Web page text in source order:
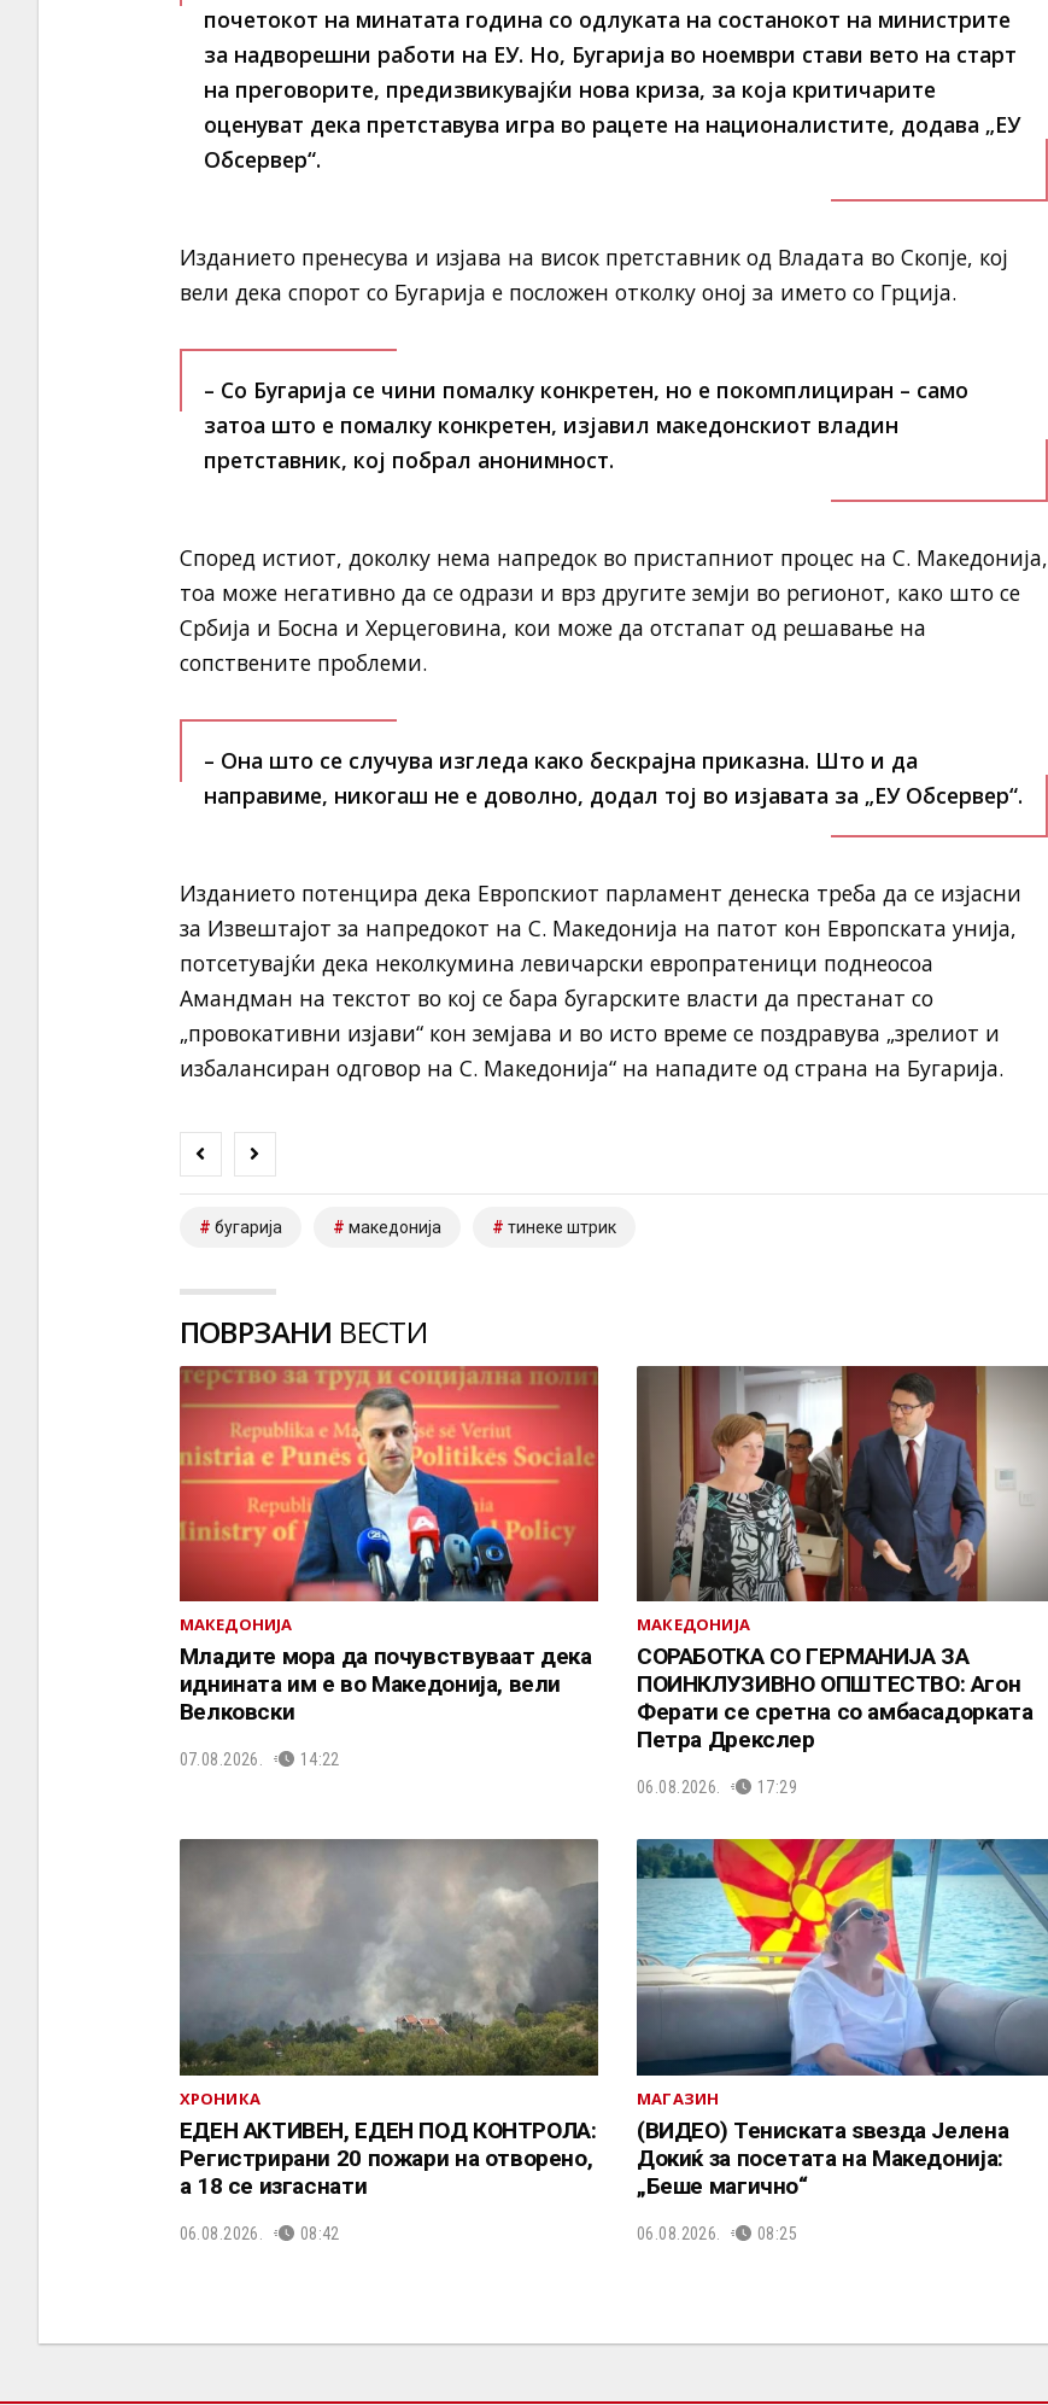
почетокот на минатата година со одлуката на состанокот на министрите
за надворешни работи на ЕУ. Но, Бугарија во ноември стави вето на старт
на преговорите, предизвикувајќи нова криза, за која критичарите
оценуват дека претставува игра во рацете на националистите, додава „ЕУ
Обсервер“.
Изданието пренесува и изјава на висок претставник од Владата во Скопје, кој
вели дека спорот со Бугарија е посложен отколку оној за името со Грција.
– Со Бугарија се чини помалку конкретен, но е покомплициран – само
затоа што е помалку конкретен, изјавил македонскиот владин
претставник, кој побрал анонимност.
Според истиот, доколку нема напредок во пристапниот процес на С. Македонија,
тоа може негативно да се одрази и врз другите земји во регионот, како што се
Србија и Босна и Херцеговина, кои може да отстапат од решавање на
сопствените проблеми.
– Она што се случува изгледа како бескрајна приказна. Што и да
направиме, никогаш не е доволно, додал тој во изјавата за „ЕУ Обсервер“.
Изданието потенцира дека Европскиот парламент денеска треба да се изјасни
за Извештајот за напредокот на С. Македонија на патот кон Европската унија,
потсетувајќи дека неколкумина левичарски европратеници поднеосоа
Амандман на текстот во кој се бара бугарските власти да престанат со
„провокативни изјави“ кон земјава и во исто време се поздравува „зрелиот и
избалансиран одговор на С. Македонија“ на нападите од страна на Бугарија.
бугарија македонија тинеке штрик
ПОВРЗАНИ ВЕСТИ
МАКЕДОНИЈА
Младите мора да почувствуваат дека
иднината им е во Македонија, вели
Велковски
07.08.2026. 14:22
МАКЕДОНИЈА
СОРАБОТКА СО ГЕРМАНИЈА ЗА
ПОИНКЛУЗИВНО ОПШТЕСТВО: Агон
Ферати се сретна со амбасадорката
Петра Дрекслер
06.08.2026. 17:29
ХРОНИКА
ЕДЕН АКТИВЕН, ЕДЕН ПОД КОНТРОЛА:
Регистрирани 20 пожари на отворено,
a 18 се изгаснати
06.08.2026. 08:42
МАГАЗИН
(ВИДЕО) Тениската ѕвезда Јелена
Докиќ за посетата на Македонија:
„Беше магично“
06.08.2026. 08:25